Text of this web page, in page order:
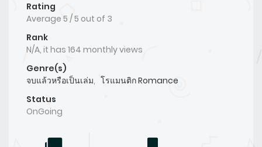
Rating
Average 5 /5 out of 3
Rank
N/A, it has 164 monthly views
Genre(s)
จบแล้วหรือเป็นเล่ม, โรแมนติก Romance
Status
OnGoing